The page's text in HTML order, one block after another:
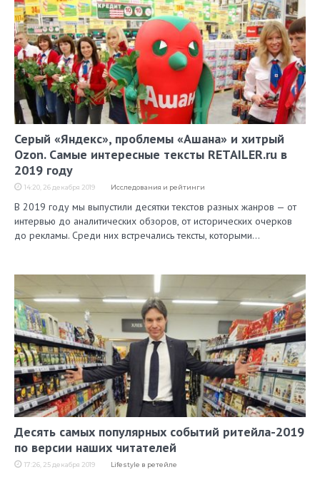
Серый «Яндекс», проблемы «Ашана» и хитрый
Ozon. Самые интересные тексты RETAILER.ru в
2019 году
14:20, 26 декабря 2019 Исследования и рейтинги
В 2019 году мы выпустили десятки текстов разных жанров — от
интервью до аналитических обзоров, от исторических очерков
до рекламы. Среди них встречались тексты, которыми…
Десять самых популярных событий ритейла-2019
по версии наших читателей
17:26, 25 декабря 2019 Lifestyle в ретейле